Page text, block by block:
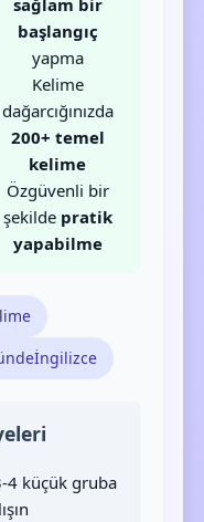
sağlam bir
başlangıç
yapma
Kelime
dağarcığınızda
200+ temel
kelime
Özgüvenli bir
şekilde pratik
yapabilme
4 küçük gruba